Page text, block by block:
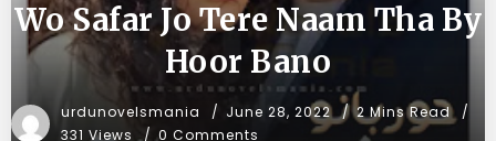
Wo Safar Jo Tere Naam Tha By
Hoor Bano
urdunovelsmania June 28, 2022
2 Mins Read
331 Views
0 Comments